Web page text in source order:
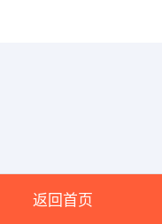
返回首页